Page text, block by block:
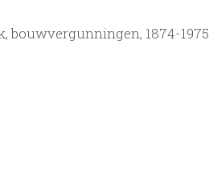
bouwvergunningen, 1874-1975